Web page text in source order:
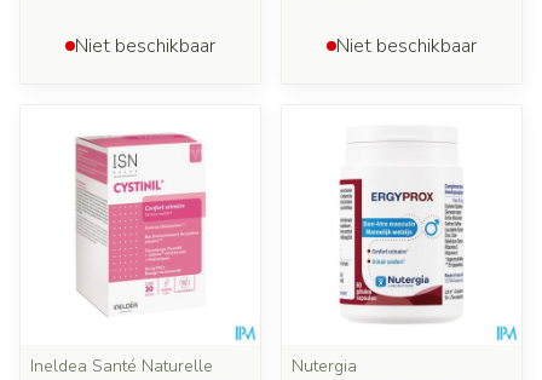
Niet beschikbaar Niet beschikbaar
Ineldea Santé Naturelle
Nutergia